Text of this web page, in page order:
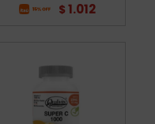
$ 1.012